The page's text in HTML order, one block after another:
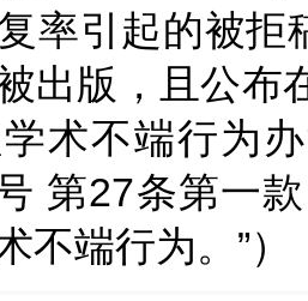
率引起的被
出版，且公布
术不端行为
第27条第一
不端行为。”）